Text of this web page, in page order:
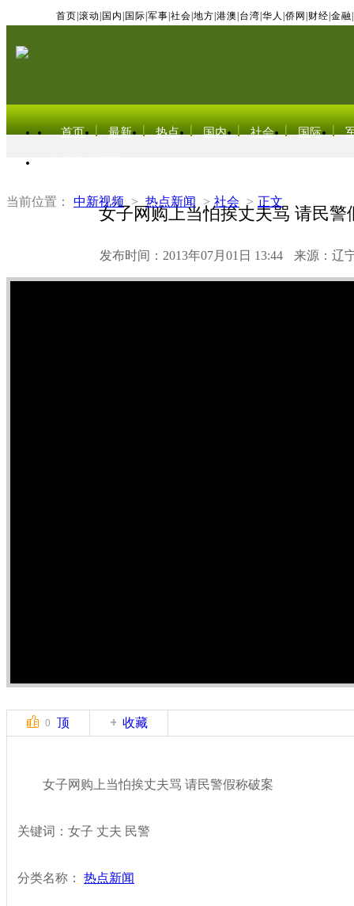
首页 滚动 国内 国际 军事 社会 地方 港澳 台湾 华人 侨网 财经 金融
首页 最新 热点 国内 社会 国际
当前位置： 中新视频 > 热点新闻 > 社会 > 正文
女子网购上当怕挨丈夫骂 请民警
发布时间：2013年07月01日 13:44 来源：辽
0 顶 收藏
女子网购上当怕挨丈夫骂 请民警假称破案
关键词：女子 丈夫 民警
分类名称： 热点新闻